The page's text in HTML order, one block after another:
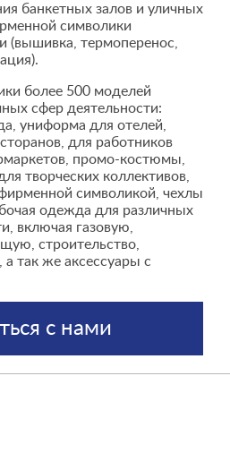
банкетных залов и уличных
символики
(вышивка, термоперенос,
более 500 моделей
сфер деятельности:
униформа для отелей,
для работников
промо-костюмы,
творческих коллективов,
символикой, чехлы
одежда для различных
включая газовую,
строительство,
так же аксессуары с
с нами